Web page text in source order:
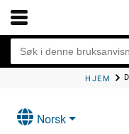
HJEM
Norsk